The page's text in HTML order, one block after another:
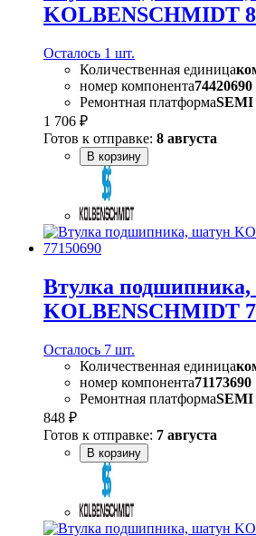
KOLBENSCHMIDT
Осталось 1 шт.
Количественная единица
номер компонента74420690
Ремонтная платформаSEMI
1 706 ₽
Готов к отправке: 8 августа
В корзину
Втулка
KOLBENSCHMIDT
Осталось 7 шт.
Количественная единица
номер компонента71173690
Ремонтная платформаSEMI
848 ₽
Готов к отправке: 7 августа
В корзину